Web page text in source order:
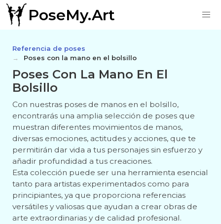
PoseMy.Art
Referencia de poses
Poses con la mano en el bolsillo
Poses Con La Mano En El
Bolsillo
Con nuestras poses de manos en el bolsillo,
encontrarás una amplia selección de poses que
muestran diferentes movimientos de manos,
diversas emociones, actitudes y acciones, que te
permitirán dar vida a tus personajes sin esfuerzo y
añadir profundidad a tus creaciones.
Esta colección puede ser una herramienta esencial
tanto para artistas experimentados como para
principiantes, ya que proporciona referencias
versátiles y valiosas que ayudan a crear obras de
arte extraordinarias y de calidad profesional.